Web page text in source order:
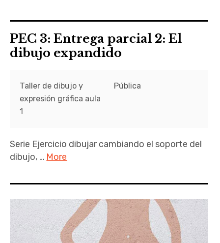
PEC 3: Entrega parcial 2: El
dibujo expandido
Taller de dibujo y
expresión gráfica aula
1
Pública
Serie Ejercicio dibujar cambiando el soporte del
dibujo, … More